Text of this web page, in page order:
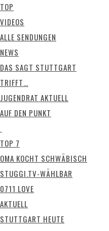
TOP
VIDEOS
ALLE SENDUNGEN
NEWS
DAS SAGT STUTTGART
TRIFFT…
JUGENDRAT AKTUELL
AUF DEN PUNKT
TOP 7
OMA KOCHT SCHWÄBISCH
STUGGI.TV-WÄHLBAR
0711 LOVE
AKTUELL
STUTTGART HEUTE